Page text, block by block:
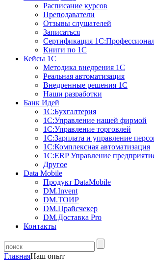
Расписание курсов
Преподаватели
Отзывы слушателей
Записаться
Сертификация
Книги по 1С
Кейсы 1С
Методика внедрения 1С
Реальная автоматизация
Внедренные решения 1С
Наши разработки
Банк Идей
1С:Бухгалтерия
1С:Управление нашей фирмой
1С:Управление торговлей
1С:Зарплата и управление
1С:Комплексная автоматизация
1С:ERP Управление
Другое
Data Mobile
Продукт DataMobile
DM.Invent
DM.ТОИР
DM.Прайсчекер
DM.Доставка Pro
Контакты
ГлавнаяНаш опыт